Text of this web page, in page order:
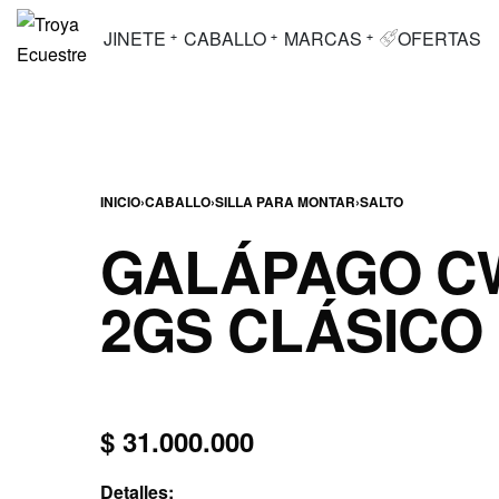
JINETE CABALLO MARCAS OFERTAS
INICIO›CABALLO›SILLA PARA MONTAR›SALTO
GALÁPAGO
2GS CLÁSICO
$ 31.000.000
Detalles: